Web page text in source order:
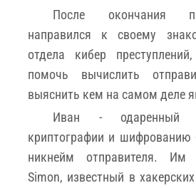
После окончания
направился к своему
отдела кибер
помочь вычислить
выяснить кем на самом деле
Иван - одаренный
криптографии и шифрованию
никнейм отправителя. Им
Simon, известный в